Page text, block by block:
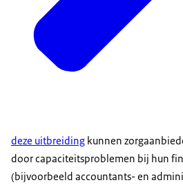
deze uitbreiding kunnen
door capaciteitsproblemen bij hun
(bijvoorbeeld accountants- en